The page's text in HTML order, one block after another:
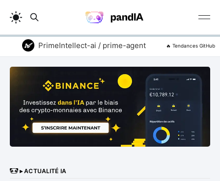
PrimeIntellect-ai / prime-agent vitali87 /
🔥 Tendances GitHub
▸ ACTUALITÉ IA